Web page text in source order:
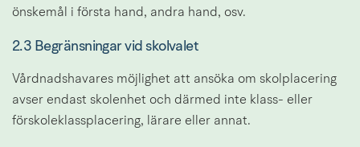
önskemål i första hand, andra hand, osv.
2.3 Begränsningar vid skolvalet
Vårdnadshavares möjlighet att ansöka om skolplacering
avser endast skolenhet och därmed inte klass- eller
förskoleklassplacering, lärare eller annat.